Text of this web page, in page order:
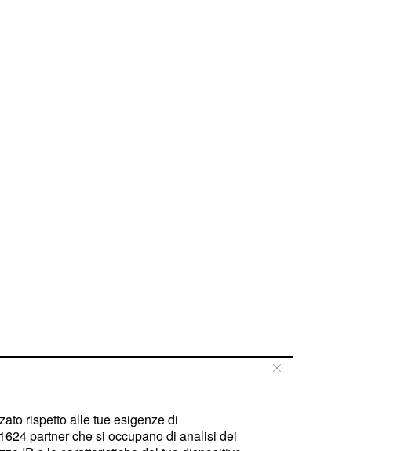
rispetto alle tue esigenze di
1624partner che si occupano di analisi dei